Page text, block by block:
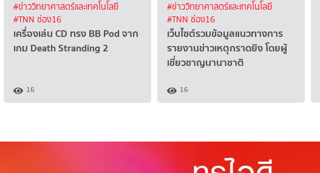
#ข่าววิทยาศาสตร์และเทคโนโลยี
#TNN ช่อง16
เครื่องเล่น CD ทรง BB Pod จาก
เกม Death Stranding 2
16
#ข่าววิทยาศาสตร์และเทคโนโลยี
#TNN ช่อง16
เว็บไซต์รวมข้อมูลแนวทางการ
รายงานข่าวเหตุกราดยิง โดยผู้
เชี่ยวชาญนานาชาติ
16